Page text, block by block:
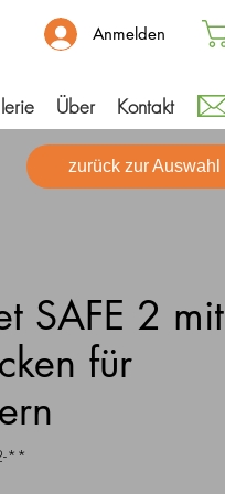
Anmelden
Über Kontakt
SAFE 2 mit
für
**
zurück zur Auswahl